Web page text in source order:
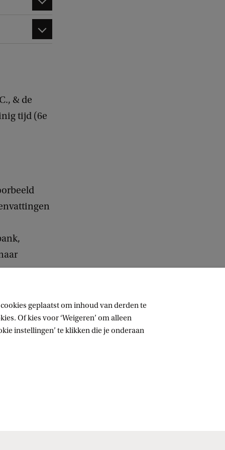
& de
tijd (6e
geplaatst om inhoud van derden te
Of kies voor ‘Weigeren’ om alleen
instellingen’ te klikken die je onderaan